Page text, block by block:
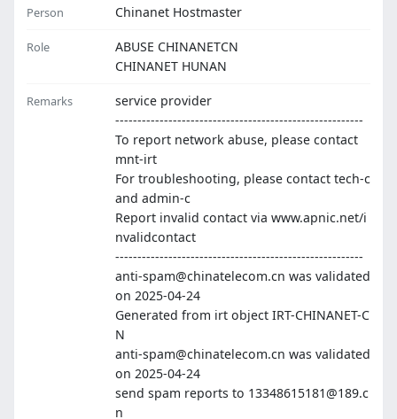
Person Chinanet Hostmaster
Role
ABUSE CHINANETCN
CHINANET HUNAN
Remarks
service provider
--------------------------------------------------------
To report network abuse, please contact
mnt-irt
For troubleshooting, please contact tech-c
and admin-c
Report invalid contact via www.apnic.net/i
nvalidcontact
--------------------------------------------------------
anti-spam@chinatelecom.cn was validated
on 2025-04-24
Generated from irt object IRT-CHINANET-C
N
anti-spam@chinatelecom.cn was validated
on 2025-04-24
send spam reports to 13348615181@189.c
n